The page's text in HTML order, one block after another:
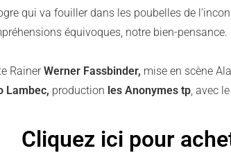
qui va fouiller dans les poubelles de
équivoques, notre bien-pensance.
RainerWerner Fassbinder, mise en scène
Lambec, production les Anonymes tp, avec
Cliquez ici pour